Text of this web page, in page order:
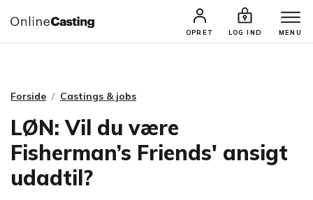
OPRET LOG IND MENU
CASTINGS & JOBS SØG PROFIL
Forside Castings & jobs
LØN: Vil du være
Fisherman’s Friends' ansigt
udadtil?